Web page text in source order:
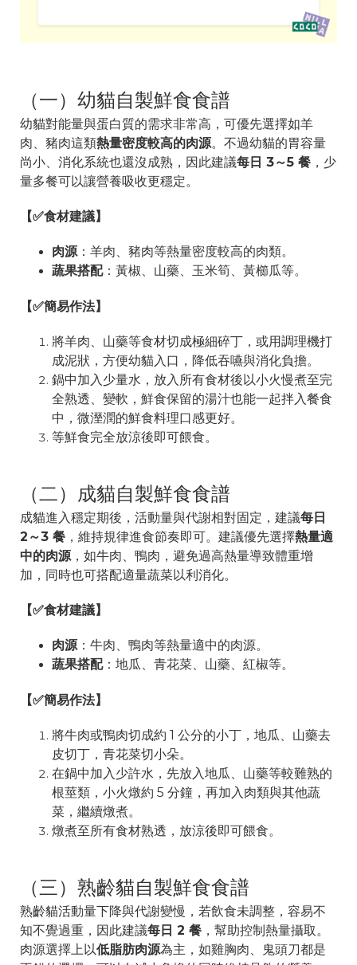
（一）幼貓自製鮮食食譜
幼貓對能量與蛋白質的需求非常高，可優先選擇如羊
肉、豬肉這類熱量密度較高的肉源。不過幼貓的胃容量
尚小、消化系統也還沒成熟，因此建議每日 3～5 餐 ，少
量多餐可以讓營養吸收更穩定。
【✅食材建議】
肉源 ：羊肉、豬肉等熱量密度較高的肉類。
蔬果搭配：黃椒、山藥、玉米筍、黃櫛瓜等。
【✅簡易作法】
將羊肉、山藥等食材切成極細碎丁，或用調理機打
成泥狀，方便幼貓入口，降低吞嚥與消化負擔。
鍋中加入少量水，放入所有食材後以小火慢煮至完
全熟透、變軟，鮮食保留的湯汁也能一起拌入餐食
中，微溼潤的鮮食料理口感更好。
等鮮食完全放涼後即可餵食。
（二）成貓自製鮮食食譜
成貓進入穩定期後，活動量與代謝相對固定，建議每日
2～3 餐 ，維持規律進食節奏即可。建議優先選擇熱量適
中的肉源 ，如牛肉、鴨肉，避免過高熱量導致體重增
加，同時也可搭配適量蔬菜以利消化。
【✅食材建議】
肉源 ：牛肉、鴨肉等熱量適中的肉源。
蔬果搭配：地瓜、青花菜、山藥、紅椒等。
【✅簡易作法】
將牛肉或鴨肉切成約 1 公分的小丁，地瓜、山藥去
皮切丁，青花菜切小朵。
在鍋中加入少許水，先放入地瓜、山藥等較難熟的
根莖類，小火燉約 5 分鐘，再加入肉類與其他蔬
菜，繼續燉煮。
燉煮至所有食材熟透，放涼後即可餵食。
（三）熟齡貓自製鮮食食譜
熟齡貓活動量下降與代謝變慢，若飲食未調整，容易不
知不覺過重，因此建議每日 2 餐 ，幫助控制熱量攝取。
肉源選擇上以低脂肪肉源為主，如雞胸肉、鬼頭刀都是